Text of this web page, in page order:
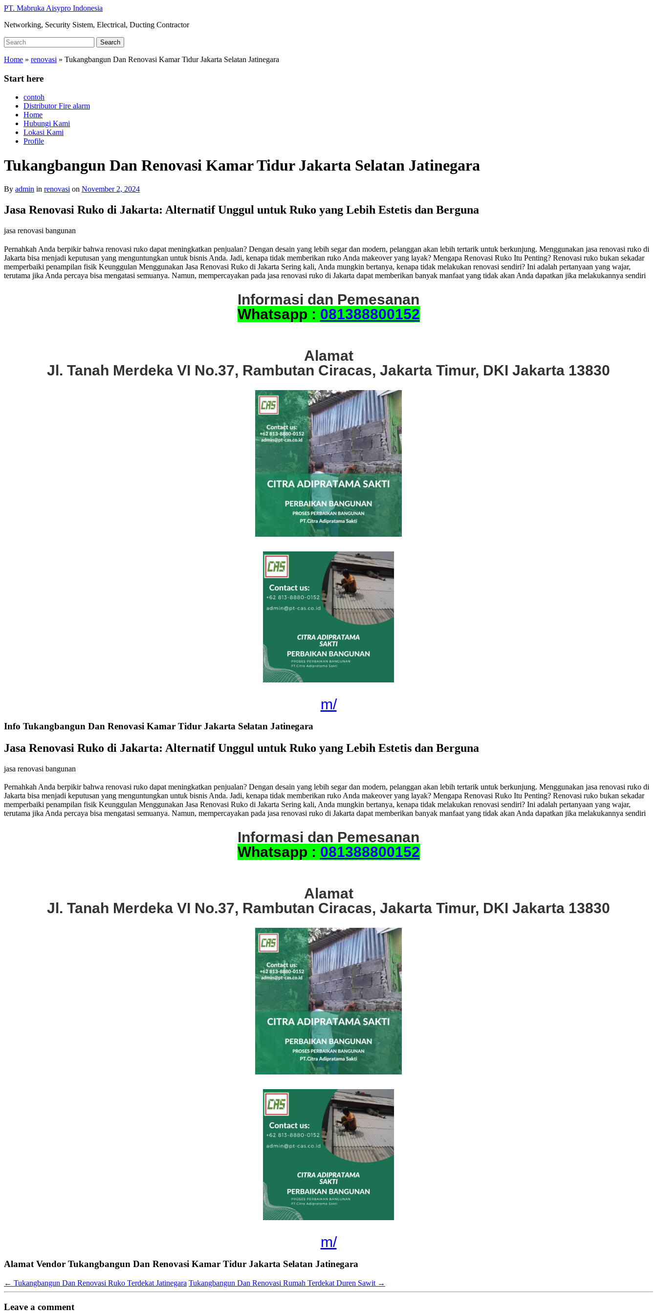
Skip
main
PT. Mabruka Aisypro Indonesia
Networking, Security Sistem, Electrical, Ducting Contractor
Search
for:
Search
Home » renovasi » Tukangbangun Dan Renovasi Kamar Tidur Jakarta Selatan Jatinegara
Start here
contoh
Distributor Fire alarm
Home
Hubungi Kami
Lokasi Kami
Profile
Tukangbangun Dan Renovasi Kamar Tidur Jakarta Selatan Jatinegara
By admin in renovasi on November 2, 2024
Jasa Renovasi Ruko di Jakarta: Alternatif Unggul untuk Ruko yang Lebih Estetis dan Berguna
jasa renovasi bangunan
Pernahkah Anda berpikir bahwa renovasi ruko dapat meningkatkan penjualan? Dengan desain yang lebih segar dan modern, pelanggan akan lebih tertarik untuk berkunjung. Menggunakan jasa renovasi ruko di
Jakarta bisa menjadi keputusan yang menguntungkan untuk bisnis Anda. Jadi, kenapa tidak memberikan ruko Anda makeover yang layak? Mengapa Renovasi Ruko Itu Penting? Renovasi ruko bukan sekadar
memperbaiki penampilan fisik Keunggulan Menggunakan Jasa Renovasi Ruko di Jakarta Sering kali, Anda mungkin bertanya, kenapa tidak melakukan renovasi sendiri? Ini adalah pertanyaan yang wajar,
terutama jika Anda percaya bisa mengatasi semuanya. Namun, mempercayakan pada jasa renovasi ruko di Jakarta dapat memberikan banyak manfaat yang tidak akan Anda dapatkan jika melakukannya sendiri
Informasi dan Pemesanan
Whatsapp : 081388800152
Alamat
Jl. Tanah Merdeka VI No.37, Rambutan Ciracas, Jakarta Timur, DKI Jakarta 13830
m/
Info Tukangbangun Dan Renovasi Kamar Tidur Jakarta Selatan Jatinegara
Jasa Renovasi Ruko di Jakarta: Alternatif Unggul untuk Ruko yang Lebih Estetis dan Berguna
jasa renovasi bangunan
Pernahkah Anda berpikir bahwa renovasi ruko dapat meningkatkan penjualan? Dengan desain yang lebih segar dan modern, pelanggan akan lebih tertarik untuk berkunjung. Menggunakan jasa renovasi ruko di
Jakarta bisa menjadi keputusan yang menguntungkan untuk bisnis Anda. Jadi, kenapa tidak memberikan ruko Anda makeover yang layak? Mengapa Renovasi Ruko Itu Penting? Renovasi ruko bukan sekadar
memperbaiki penampilan fisik Keunggulan Menggunakan Jasa Renovasi Ruko di Jakarta Sering kali, Anda mungkin bertanya, kenapa tidak melakukan renovasi sendiri? Ini adalah pertanyaan yang wajar,
terutama jika Anda percaya bisa mengatasi semuanya. Namun, mempercayakan pada jasa renovasi ruko di Jakarta dapat memberikan banyak manfaat yang tidak akan Anda dapatkan jika melakukannya sendiri
Informasi dan Pemesanan
Whatsapp : 081388800152
Alamat
Jl. Tanah Merdeka VI No.37, Rambutan Ciracas, Jakarta Timur, DKI Jakarta 13830
m/
Alamat Vendor Tukangbangun Dan Renovasi Kamar Tidur Jakarta Selatan Jatinegara
← Tukangbangun Dan Renovasi Ruko Terdekat Jatinegara Tukangbangun Dan Renovasi Rumah Terdekat Duren Sawit →
Leave a comment